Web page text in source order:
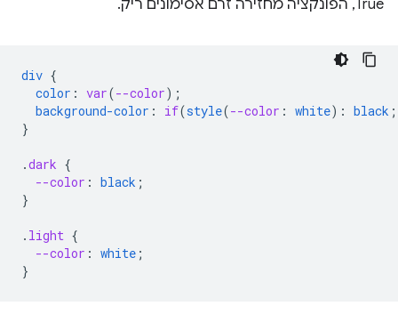
True, הפונקציה מחזירה זרם אסימונים ריק.
div {
color : var(--color);
background-color : if(style(--color : white) : black ;
}
.dark {
--color : black ;
}
. light {
--color : white ;
}